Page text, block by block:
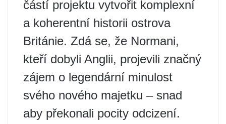
částí projektu vytvořit komplexní
a koherentní historii ostrova
Británie. Zdá se, že Normani,
kteří dobyli Anglii, projevili značný
zájem o legendární minulost
svého nového majetku – snad
aby překonali pocity odcizení.